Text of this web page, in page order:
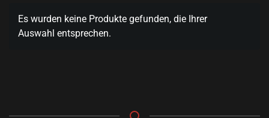
Es wurden keine Produkte gefunden, die Ihrer
Auswahl entsprechen.